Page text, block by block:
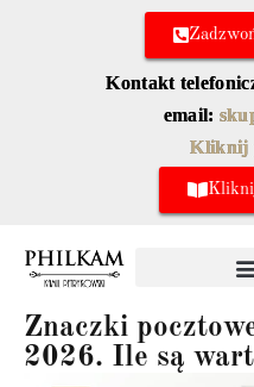
Kontakt
email:
Kliknij
Znaczki
2026. Ile są